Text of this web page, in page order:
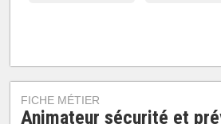
FICHE MÉTIER
Animateur sécurité et